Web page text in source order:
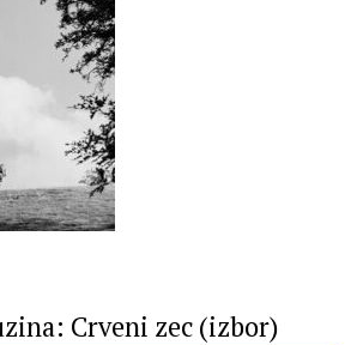
Crveni zec (izbor)